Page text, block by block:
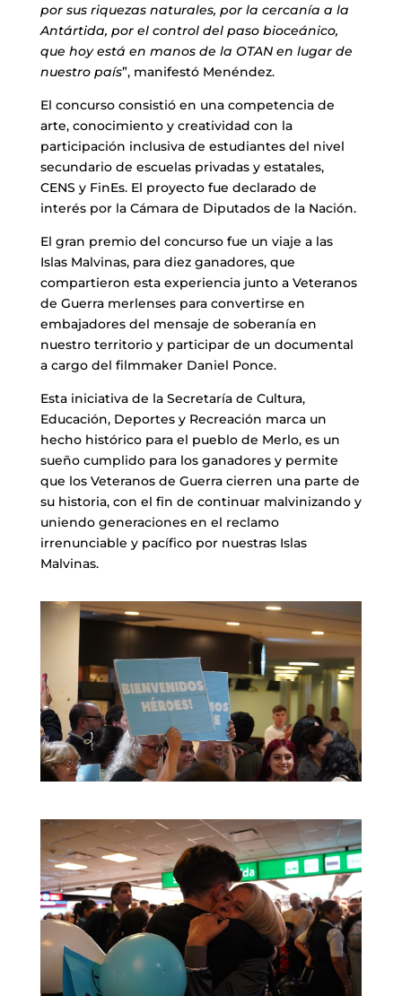
por sus riquezas naturales, por la cercanía a la
Antártida, por el control del paso bioceánico,
que hoy está en manos de la OTAN en lugar de
nuestro país”, manifestó Menéndez.
El concurso consistió en una competencia de
arte, conocimiento y creatividad con la
participación inclusiva de estudiantes del nivel
secundario de escuelas privadas y estatales,
CENS y FinEs. El proyecto fue declarado de
interés por la Cámara de Diputados de la Nación.
El gran premio del concurso fue un viaje a las
Islas Malvinas, para diez ganadores, que
compartieron esta experiencia junto a Veteranos
de Guerra merlenses para convertirse en
embajadores del mensaje de soberanía en
nuestro territorio y participar de un documental
a cargo del filmmaker Daniel Ponce.
Esta iniciativa de la Secretaría de Cultura,
Educación, Deportes y Recreación marca un
hecho histórico para el pueblo de Merlo, es un
sueño cumplido para los ganadores y permite
que los Veteranos de Guerra cierren una parte de
su historia, con el fin de continuar malvinizando y
uniendo generaciones en el reclamo
irrenunciable y pacífico por nuestras Islas
Malvinas.